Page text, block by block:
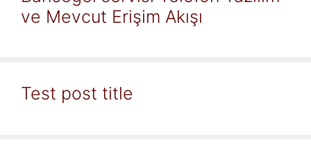
ve Mevcut Erişim Akışı
Test post title